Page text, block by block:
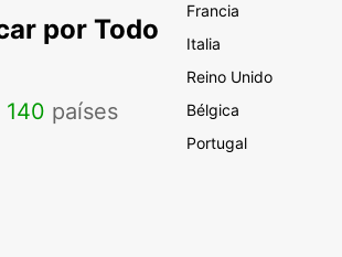
por Todo
140 países
Francia
Italia
Reino Unido
Bélgica
Portugal